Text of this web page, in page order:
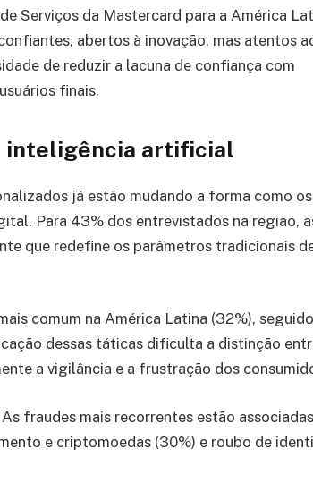
Serviços da Mastercard para a América
abertos à inovação, mas atentos
de reduzir a lacuna de confiança com
finais.
inteligência artificial
já estão mudando a forma como os
Para 43% dos entrevistados na região,
que redefine os parâmetros tradicionais
comum na América Latina (32%),
dessas táticas dificulta a distinção
a vigilância e a frustração dos
fraudes mais recorrentes estão
e criptomoedas (30%) e roubo de